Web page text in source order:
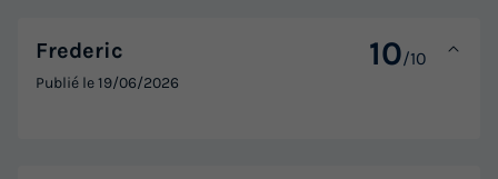
Frederic 10/10
Publié le19/06/2026